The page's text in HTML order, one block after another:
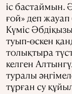
іс бастаймын.
ғой» деп жауап
Күміс
туып-өскен
толықтыра
келген
туралы
тұрған су